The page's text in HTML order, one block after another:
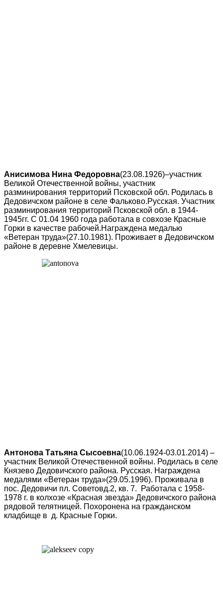
Анисимова Нина Федоровна(23.08.1926)–участник
Великой Отечественной войны, участник
разминирования территорий Псковской обл. Родилась в
Дедовичском районе в селе Фальково.Русская. Участник
разминирования территорий Псковской обл. в 1944-
1945гг. С 01.04 1960 года работала в совхозе Красные
Горки в качестве рабочей.Награждена медалью
«Ветеран труда»(27.10.1981). Проживает в Дедовичском
районе в деревне Хмелевицы.
Антонова Татьяна Сысоевна(10.06.1924-03.01.2014) –
участник Великой Отечественной войны. Родилась в селе
Князево Дедовичского района. Русская. Награждена
медалями «Ветеран труда»(29.05.1996). Проживала в
пос. Дедовичи пл. Советовд.2, кв. 7. Работала с 1958-
1978 г. в колхозе «Красная звезда» Дедовичского района
рядовой телятницей. Похоронена на гражданском
кладбище в д. Красные Горки.